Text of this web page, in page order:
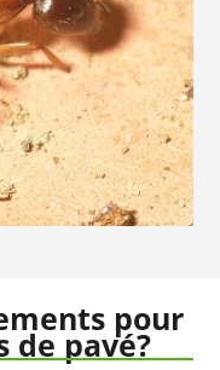
pour
pavé?